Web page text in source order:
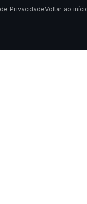
PrivacidadeVoltar ao